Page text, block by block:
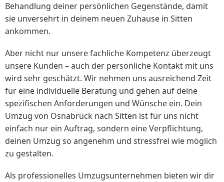
Behandlung deiner persönlichen Gegenstände, damit
sie unversehrt in deinem neuen Zuhause in Sitten
ankommen.
Aber nicht nur unsere fachliche Kompetenz überzeugt
unsere Kunden – auch der persönliche Kontakt mit uns
wird sehr geschätzt. Wir nehmen uns ausreichend Zeit
für eine individuelle Beratung und gehen auf deine
spezifischen Anforderungen und Wünsche ein. Dein
Umzug von Osnabrück nach Sitten ist für uns nicht
einfach nur ein Auftrag, sondern eine Verpflichtung,
deinen Umzug so angenehm und stressfrei wie möglich
zu gestalten.
Als professionelles Umzugsunternehmen bieten wir dir